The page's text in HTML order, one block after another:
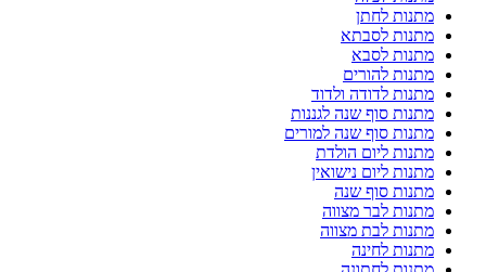
מתנות לחתן
מתנות לסבתא
מתנות לסבא
מתנות להורים
מתנות לדודה ולדוד
מתנות סוף שנה לגננות
מתנות סוף שנה למורים
מתנות ליום הולדת
מתנות ליום נישואין
מתנות סוף שנה
מתנות לבר מצווה
מתנות לבת מצווה
מתנות לחינה